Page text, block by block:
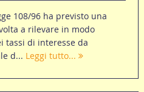
108/96 ha previsto una
a rilevare in modo
tassi di interesse da
d... Leggi tutto...